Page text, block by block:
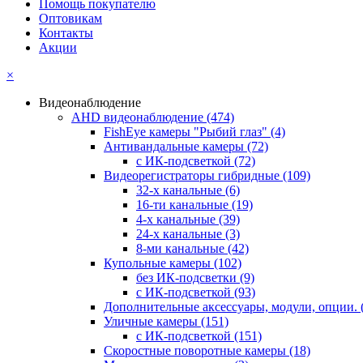
Помощь покупателю
Оптовикам
Контакты
Акции
×
Видеонаблюдение
AHD видеонаблюдение (474)
FishEye камеры "Рыбий глаз" (4)
Антивандальные камеры (72)
с ИК-подсветкой (72)
Видеорегистраторы гибридные (109)
32-х канальные (6)
16-ти канальные (19)
4-х канальные (39)
24-х канальные (3)
8-ми канальные (42)
Купольные камеры (102)
без ИК-подсветки (9)
с ИК-подсветкой (93)
Дополнительные аксессуары, модули, опции.
Уличные камеры (151)
с ИК-подсветкой (151)
Скоростные поворотные камеры (18)